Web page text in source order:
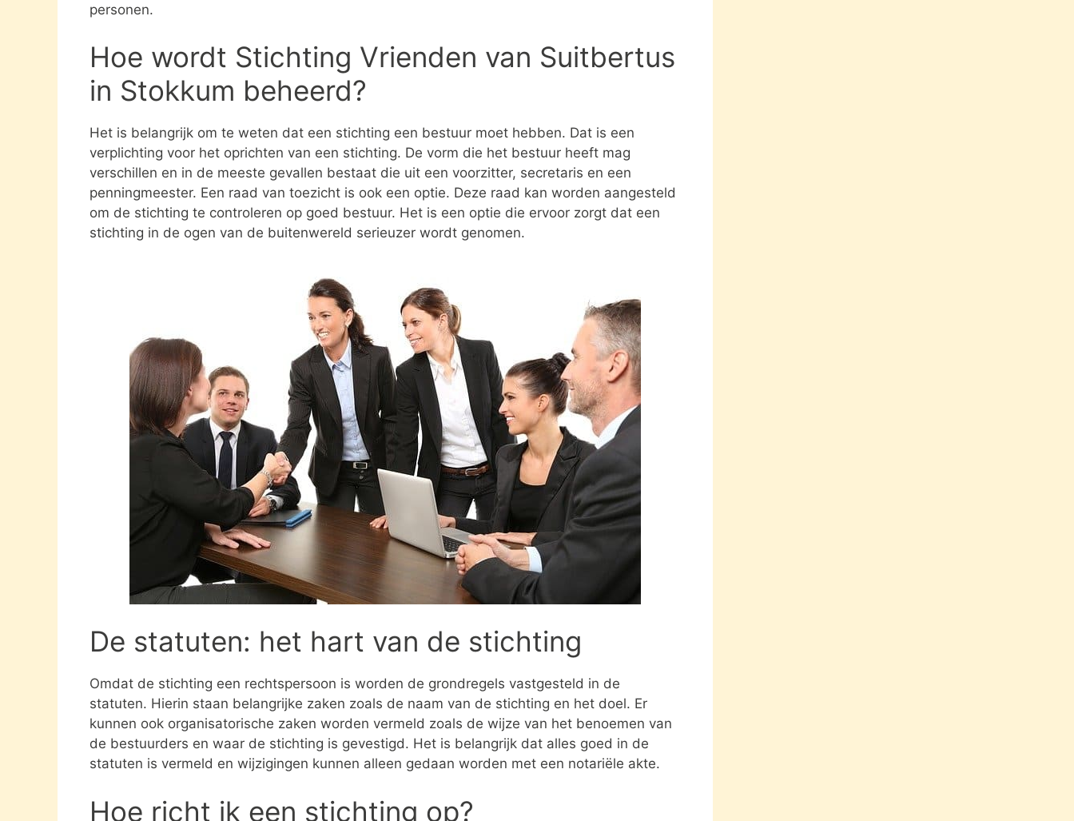
personen.
Hoe wordt Stichting Vrienden van Suitbertus
in Stokkum beheerd?
Het is belangrijk om te weten dat een stichting een bestuur moet hebben. Dat is een
verplichting voor het oprichten van een stichting. De vorm die het bestuur heeft mag
verschillen en in de meeste gevallen bestaat die uit een voorzitter, secretaris en een
penningmeester. Een raad van toezicht is ook een optie. Deze raad kan worden aangesteld
om de stichting te controleren op goed bestuur. Het is een optie die ervoor zorgt dat een
stichting in de ogen van de buitenwereld serieuzer wordt genomen.
De statuten: het hart van de stichting
Omdat de stichting een rechtspersoon is worden de grondregels vastgesteld in de
statuten. Hierin staan belangrijke zaken zoals de naam van de stichting en het doel. Er
kunnen ook organisatorische zaken worden vermeld zoals de wijze van het benoemen van
de bestuurders en waar de stichting is gevestigd. Het is belangrijk dat alles goed in de
statuten is vermeld en wijzigingen kunnen alleen gedaan worden met een notariële akte.
Hoe richt ik een stichting op?